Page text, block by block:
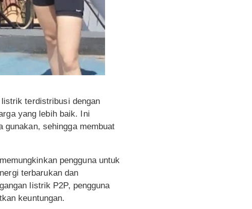
terdistribusi dengan
yang lebih baik. Ini
gunakan, sehingga membuat
pengguna untuk
terbarukan dan
listrik P2P, pengguna
keuntungan.